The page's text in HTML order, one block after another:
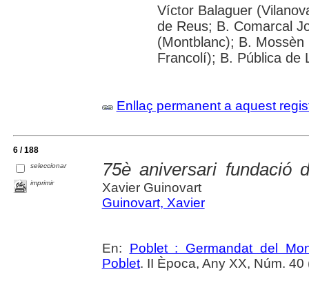
Víctor Balaguer
de Reus; B. Comarcal
(Montblanc); B.
Francolí); B. Pública de
Enllaç permanent a aquest
6 / 188
seleccionar
imprimir
75è aniversari fundació
Xavier Guinovart
Guinovart, Xavier
En: Poblet : Germandat del
Poblet. II Època, Any XX, Núm.